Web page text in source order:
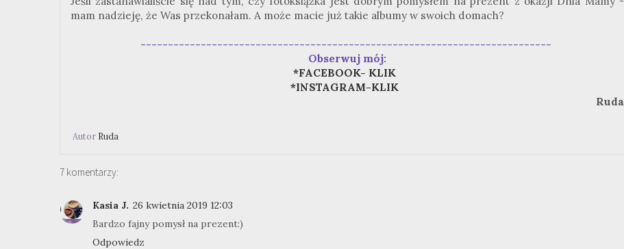
mam nadzieję, że Was przekonałam. A może macie już takie albumy w swoich domach?
---------------------------------------------------------------------------
Obserwuj mój:
*FACEBOOK- KLIK
*INSTAGRAM-KLIK
Ruda
Autor Ruda
7 komentarzy:
Kasia J. 26 kwietnia 2019 12:03
Bardzo fajny pomysł na prezent:)
Odpowiedz